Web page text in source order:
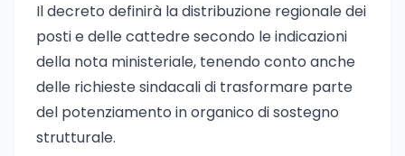
Il decreto definirà la distribuzione regionale dei
posti e delle cattedre secondo le indicazioni
della nota ministeriale, tenendo conto anche
delle richieste sindacali di trasformare parte
del potenziamento in organico di sostegno
strutturale.